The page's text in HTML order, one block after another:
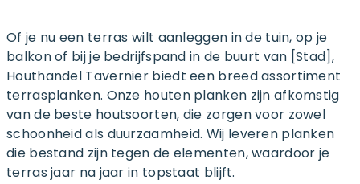
Of je nu een terras wilt aanleggen in de tuin, op je
balkon of bij je bedrijfspand in de buurt van [Stad],
Houthandel Tavernier biedt een breed assortiment
terrasplanken. Onze houten planken zijn afkomstig
van de beste houtsoorten, die zorgen voor zowel
schoonheid als duurzaamheid. Wij leveren planken
die bestand zijn tegen de elementen, waardoor je
terras jaar na jaar in topstaat blijft.